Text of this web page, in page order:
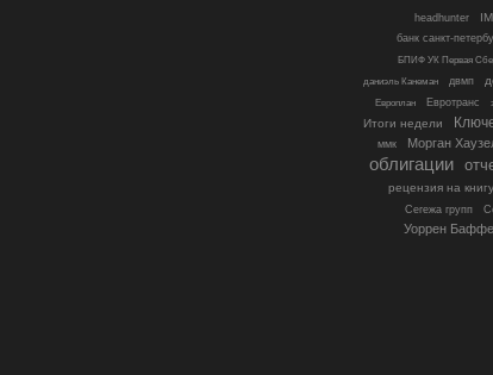
headhunter
банк санкт-
БПИФ УК Первая
даниэль Канеман двмп
Европлан Евротранс
Итоги недели
ммк
Морган
облигации
рецензия на книгу
Сегежа групп
Уоррен